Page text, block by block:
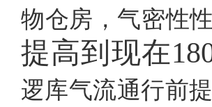
物仓房，气密性
提高到现在
逻库气流通行前